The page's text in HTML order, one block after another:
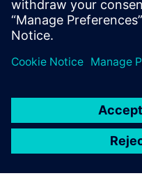
Докладніше